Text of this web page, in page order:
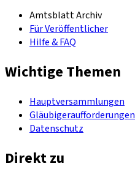
Amtsblatt Archiv
Für Veröffentlicher
Hilfe & FAQ
Wichtige Themen
Hauptversammlungen
Gläubigeraufforderungen
Datenschutz
Direkt zu